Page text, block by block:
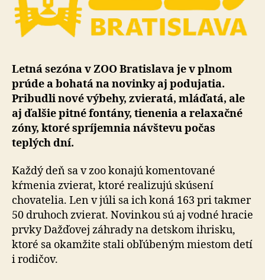
Letná sezóna v ZOO Bratislava je v plnom
prúde a bohatá na novinky aj podujatia.
Pribudli nové výbehy, zvieratá, mláďatá, ale
aj ďalšie pitné fontány, tienenia a relaxačné
zóny, ktoré spríjemnia návštevu počas
teplých dní.
Každý deň sa v zoo konajú komentované
kŕmenia zvierat, ktoré realizujú skúsení
chovatelia. Len v júli sa ich koná 163 pri takmer
50 druhoch zvierat. Novinkou sú aj vodné hracie
prvky Dažďovej záhrady na detskom ihrisku,
ktoré sa okamžite stali obľúbeným miestom detí
i rodičov.